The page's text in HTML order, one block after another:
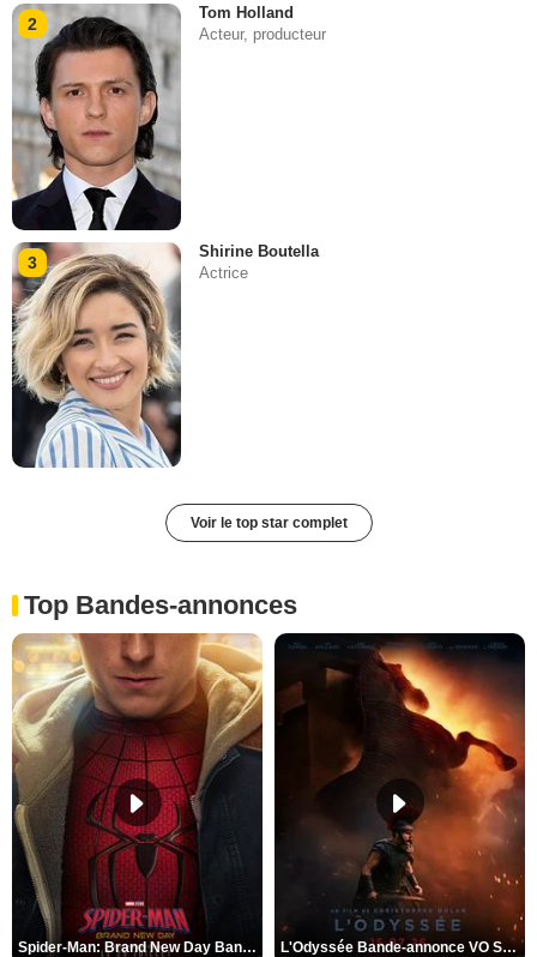
2
Tom Holland
Acteur, producteur
3
Shirine Boutella
Actrice
Voir le top star complet
Top Bandes-annonces
Spider-Man: Brand New Day Bande-annonce VO STFR L'Odyssée Bande-annonce VO STFR